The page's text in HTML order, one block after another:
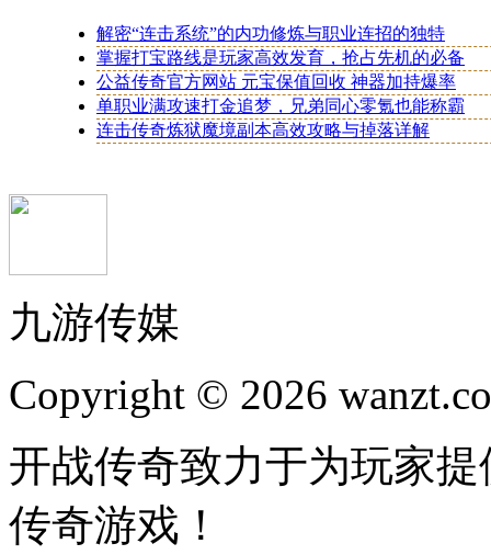
解密“连击系统”的内功修炼与职业连招的独特
掌握打宝路线是玩家高效发育，抢占先机的必备
公益传奇官方网站 元宝保值回收 神器加持爆率
单职业满攻速打金追梦，兄弟同心零氪也能称霸
连击传奇炼狱魔境副本高效攻略与掉落详解
九游传媒
Copyright © 2026
开战传奇致力于为玩家
传奇游戏！